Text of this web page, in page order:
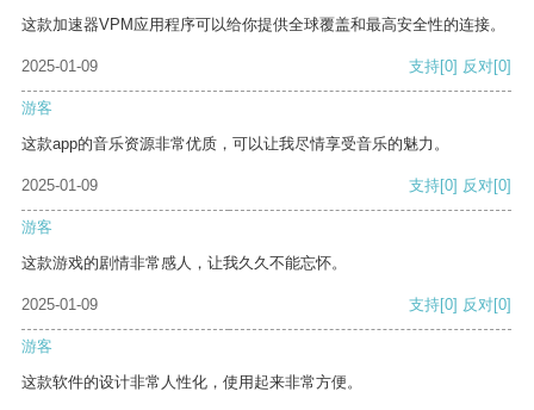
这款加速器VPM应用程序可以给你提供全球覆盖和最高安全性的连接。
2025-01-09 支持[0] 反对[0]
游客
这款app的音乐资源非常优质，可以让我尽情享受音乐的魅力。
2025-01-09 支持[0] 反对[0]
游客
这款游戏的剧情非常感人，让我久久不能忘怀。
2025-01-09 支持[0] 反对[0]
游客
这款软件的设计非常人性化，使用起来非常方便。